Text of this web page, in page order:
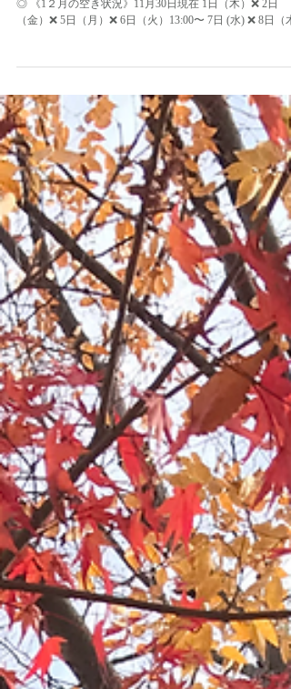
tottehair2020
【1２月の予定】
訪問美容totte 代表 のざわです 1２月の予定アップしま
◎ 《1２月の空き状況》11月30日現在 1日（木）❌ 2日
（金）❌ 5日（月）❌ 6日（火）13:00〜 7日 (水) ❌ 8日（木）
❌ 9日（金）起業女子交流会のため休み 12日（月）
13:00〜...